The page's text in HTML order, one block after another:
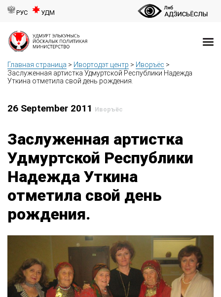
РУС УДМ
Главная страница > Ивортодэт центр > Иворъёс >
Заслуженная артистка Удмуртской Республики Надежда
Уткина отметила свой день рождения.
26 September 2011 Иворъёс
Заслуженная артистка
Удмуртской Республики
Надежда Уткина
отметила свой день
рождения.